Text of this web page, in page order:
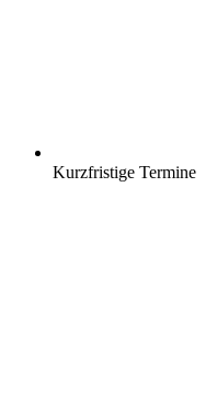
Kurzfristige Termine